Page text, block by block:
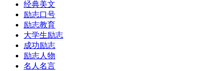
经典美文
励志口号
励志教育
大学生励志
成功励志
励志人物
名人名言